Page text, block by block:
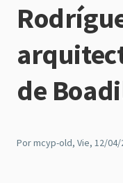
navegación
de
Pormcyp-old, Vie, 12/04/